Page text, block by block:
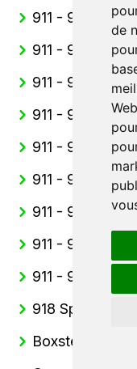
de
Web
911 - 991
911 - 991 Sport
911 - 991 Targa
911 - 992
911 - 992
911 - 992 Dakar
911 - 992 GT3
911 - 992 GT3
911 - 992 Targa
918 Spyder
Boxster